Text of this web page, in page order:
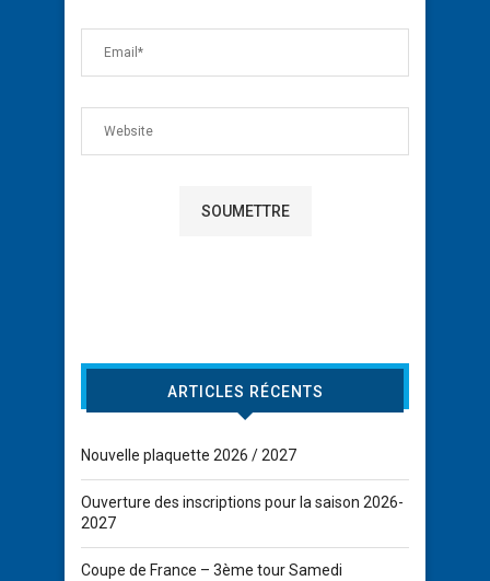
ARTICLES RÉCENTS
Nouvelle plaquette 2026 / 2027
Ouverture des inscriptions pour la saison 2026-
2027
Coupe de France – 3ème tour Samedi